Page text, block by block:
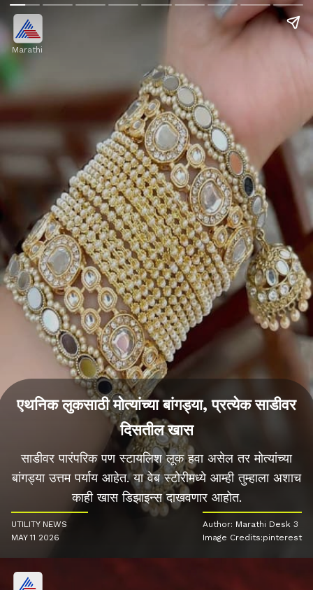
Marathi
एथनिक लुकसाठी मोत्यांच्या बांगड्या, प्रत्येक साडीवर
दिसतील खास
साडीवर पारंपरिक पण स्टायलिश लूक हवा असेल तर मोत्यांच्या
बांगड्या उत्तम पर्याय आहेत. या वेब स्टोरीमध्ये आम्ही तुम्हाला अशाच
काही खास डिझाइन्स दाखवणार आहोत.
UTILITY NEWS
MAY 11 2026
Author: Marathi Desk 3
Image Credits:pinterest